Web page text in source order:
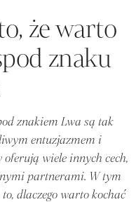
że warto
znaku
znakiem Lwa są tak
entuzjazmem i
wiele innych cech,
partnerami. W tym
dlaczego warto kochać